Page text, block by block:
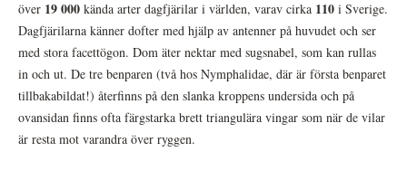
över 19 000 kända arter dagfjärilar i världen, varav cirka 110 i Sverige.
Dagfjärilarna känner dofter med hjälp av antenner på huvudet och ser
med stora facettögon. Dom äter nektar med sugsnabel, som kan rullas
in och ut. De tre benparen (två hos Nymphalidae, där är första benparet
tillbakabildat!) återfinns på den slanka kroppens undersida och på
ovansidan finns ofta färgstarka brett triangulära vingar som när de vilar
är resta mot varandra över ryggen.